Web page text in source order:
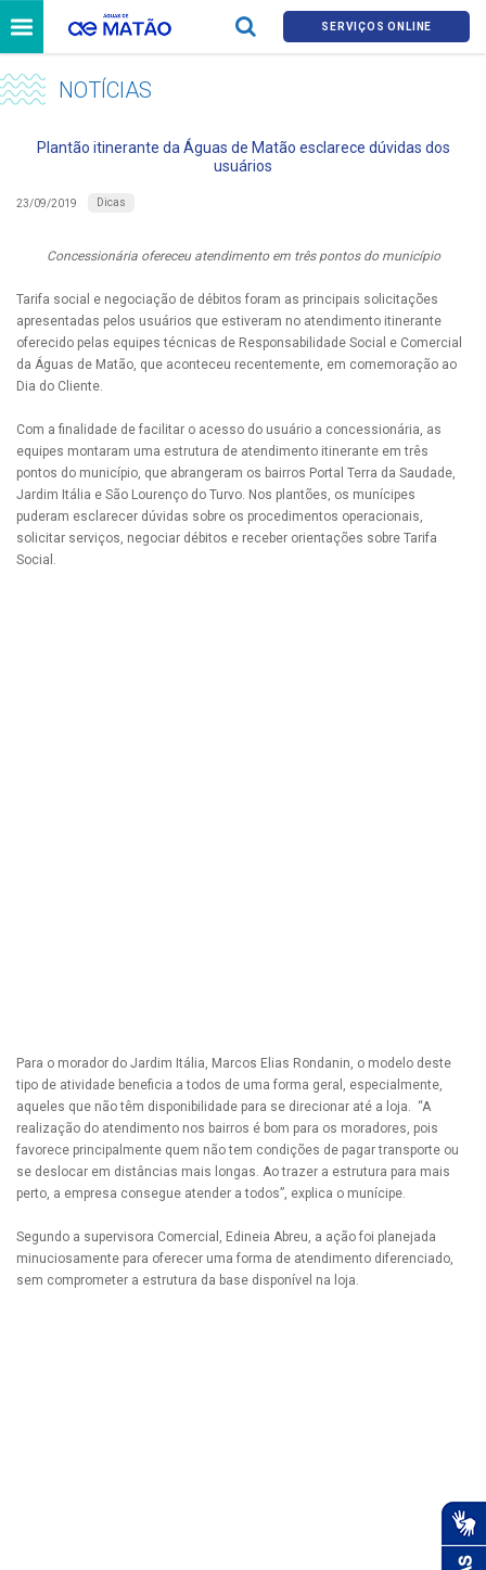
SERVIÇOS ONLINE
NOTÍCIAS
Plantão itinerante da Águas de Matão esclarece dúvidas dos
usuários
23/09/2019 Dicas
Concessionária ofereceu atendimento em três pontos do município
Tarifa social e negociação de débitos foram as principais solicitações
apresentadas pelos usuários que estiveram no atendimento itinerante
oferecido pelas equipes técnicas de Responsabilidade Social e Comercial
da Águas de Matão, que aconteceu recentemente, em comemoração ao
Dia do Cliente.
Com a finalidade de facilitar o acesso do usuário a concessionária, as
equipes montaram uma estrutura de atendimento itinerante em três
pontos do município, que abrangeram os bairros Portal Terra da Saudade,
Jardim Itália e São Lourenço do Turvo. Nos plantões, os munícipes
puderam esclarecer dúvidas sobre os procedimentos operacionais,
solicitar serviços, negociar débitos e receber orientações sobre Tarifa
Social.
Para o morador do Jardim Itália, Marcos Elias Rondanin, o modelo deste
tipo de atividade beneficia a todos de uma forma geral, especialmente,
aqueles que não têm disponibilidade para se direcionar até a loja. “A
realização do atendimento nos bairros é bom para os moradores, pois
favorece principalmente quem não tem condições de pagar transporte ou
se deslocar em distâncias mais longas. Ao trazer a estrutura para mais
perto, a empresa consegue atender a todos”, explica o munícipe.
Segundo a supervisora Comercial, Edineia Abreu, a ação foi planejada
minuciosamente para oferecer uma forma de atendimento diferenciado,
sem comprometer a estrutura da base disponível na loja.